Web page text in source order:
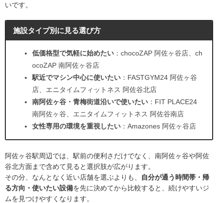
いです。
施設タイプ別に見る選び方
低価格型で気軽に始めたい ：chocoZAP 阿佐ヶ谷店、ch
ocoZAP 南阿佐ヶ谷店
駅近でマシン中心に使いたい ：FASTGYM24 阿佐ヶ谷
店、エニタイムフィットネス 阿佐谷北店
南阿佐ヶ谷・青梅街道沿いで使いたい ：FIT PLACE24
南阿佐ヶ谷、エニタイムフィットネス 阿佐谷南店
女性専用の環境を重視したい ：Amazones 阿佐ヶ谷店
阿佐ヶ谷駅周辺では、駅前の便利さだけでなく、南阿佐ヶ谷や阿佐
谷北方面まで含めて見ると選択肢が広がります。
その分、なんとなく近い店舗を選ぶよりも、
自分が通う時間帯・帰
る方向・使いたい設備を先に決めてから比較すると、続けやすいジ
ムを見つけやすくなります。